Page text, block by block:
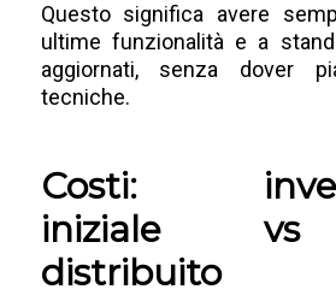
Questo significa avere
ultime funzionalità e a
aggiornati, senza dover
tecniche.
Costi:
iniziale
distribuito